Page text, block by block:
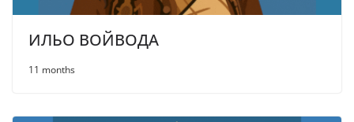
ИЛЬО ВОЙВОДА
11 months